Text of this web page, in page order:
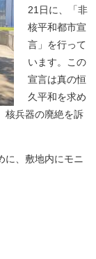
21日に、「非
核平和都市宣
言」を行って
います。この
宣言は真の恒
久平和を求め
核兵器の廃絶を訴
、敷地内にモニ